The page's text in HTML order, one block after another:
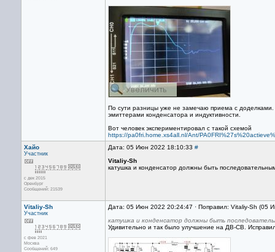
По сути разницы уже не замечаю приема с
эмиттерами конденсатора и индуктивности.
Вот человек экспериментировал с такой схемой
https://pa0fri.home.xs4all.nl/Ant/
Хайо
Участник
с дек 2015
Оренбург
Сообщений: 21539
Дата: 05 Июн 2022 18:10:33 #
Vitaliy-Sh
катушка и конденсатор должны быть
Vitaliy-Sh
Участник
с фев 2021
Москва
Сообщений: 649
Дата: 05 Июн 2022 20:24:47 · Поправил: Vitaliy-Sh (05
катушка и конденсатор должны быть
Удивительно и так было улучшение на ДВ-СВ.